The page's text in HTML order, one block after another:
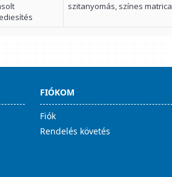
szitanyomás, színes matrica
FIÓKOM
Fiók
Rendelés követés